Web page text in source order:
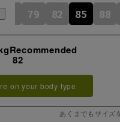
76 79 82 85 88
82
on your body type
あくまでもサイズ